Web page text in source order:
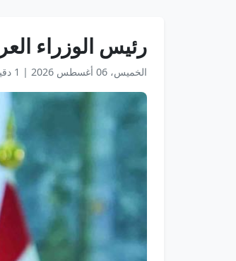
رئيس الوزراء
الخميس، 06 أغسطس 2026 | 1 دقيقة قراءة